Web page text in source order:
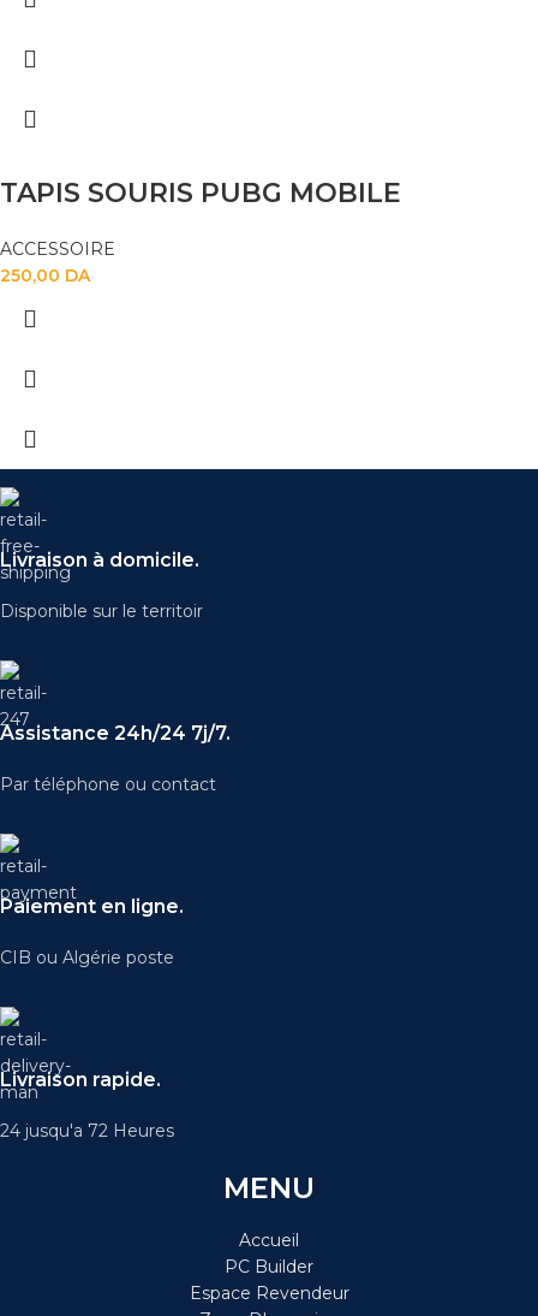
TAPIS SOURIS PUBG MOBILE
ACCESSOIRE
250,00 DA
Livraison à domicile.
Disponible sur le territoir
Assistance 24h/24 7j/7.
Par téléphone ou contact
Paiement en ligne.
CIB ou Algérie poste
Livraison rapide.
24 jusqu'a 72 Heures
MENU
Accueil
PC Builder
Espace Revendeur